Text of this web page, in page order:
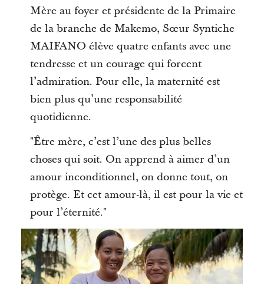
Mère au foyer et présidente de la Primaire
de la branche de Makemo, Sœur Syntiche
MAIFANO élève quatre enfants avec une
tendresse et un courage qui forcent
l’admiration. Pour elle, la maternité est
bien plus qu’une responsabilité
quotidienne.
"Être mère, c’est l’une des plus belles
choses qui soit. On apprend à aimer d’un
amour inconditionnel, on donne tout, on
protège. Et cet amour-là, il est pour la vie et
pour l’éternité."